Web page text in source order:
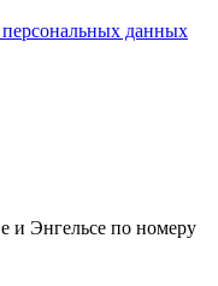
персональных данных
и Энгельсе по номеру